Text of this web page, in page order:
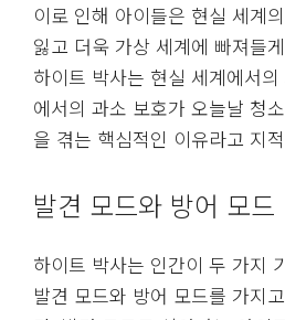
이로 인해 아이들은 현실 세계
잃고 더욱 가상 세계에 빠져들
하이트 박사는 현실 세계에서
에서의 과소 보호가 오늘날 청
을 겪는 핵심적인 이유라고 지
발견 모드와 방어 모드
하이트 박사는 인간이 두 가지
발견 모드와 방어 모드를 가지